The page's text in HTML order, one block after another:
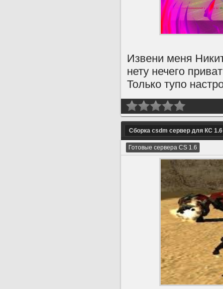
Извени меня
нету нечего
Только тупо
Сборка csdm сервер для КС 1.6
Готовые сервера CS 1.6